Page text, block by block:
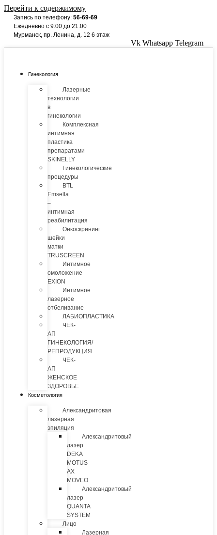
Перейти к содержимому
Запись по телефону: 56-69-69
Ежедневно с 9:00 до 21:00
Мурманск, пр. Ленина, д. 12 6 этаж
Vk Whatsapp Telegram
Гинекология
Лазерные
технологии
в
гинекологии
Комплексная
интимная
пластика
препаратами
SKINELLY
Гинекологические
процедуры
BTL
Emsella
–
интимная
реабилитация
Онкоскрининг
шейки
матки
TRUSCREEN
Интимное
омоложение
EXION
Интимное
лазерное
отбеливание
ЛАБИОПЛАСТИКА
ЧЕК-
АП
ГИНЕКОЛОГИЯ/
РЕПРОДУКЦИЯ
ЧЕК-
АП
ЖЕНСКОЕ
ЗДОРОВЬЕ
Косметология
Александритовая
лазерная
эпиляция
Александритовый
лазер
DEKA
MOTUS
AX
MOVEO
Александритовый
лазер
QUANTA
SYSTEM
Лицо
Лазерная